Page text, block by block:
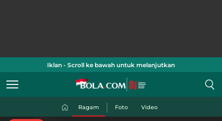
Iklan - Scroll ke bawah untuk melanjutkan
Ragam Foto Video